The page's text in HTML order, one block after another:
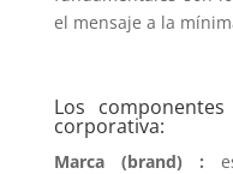
el mensaje a la
Los
corporativa:
Marca (brand) :